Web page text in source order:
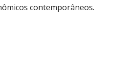
contemporâneos.